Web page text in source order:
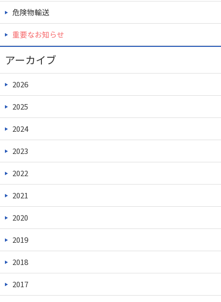
危険物輸送
重要なお知らせ
アーカイブ
2026
2025
2024
2023
2022
2021
2020
2019
2018
2017